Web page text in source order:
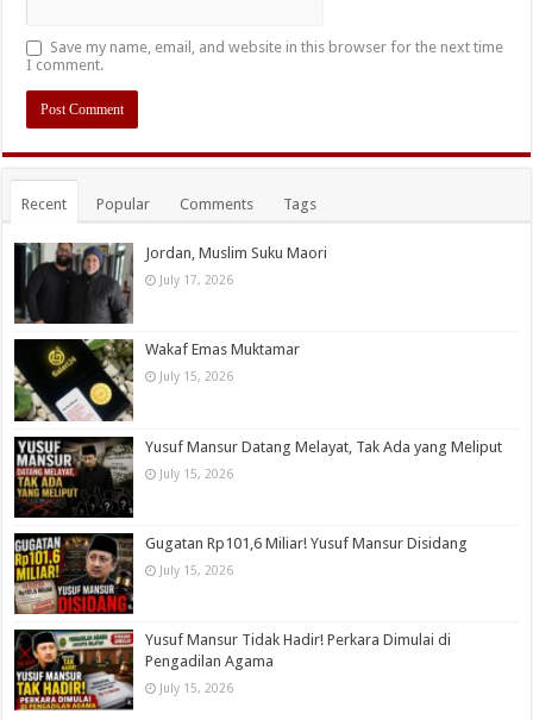
Save my name, email, and website in this browser for the next time
I comment.
Recent Popular Comments Tags
Jordan, Muslim Suku Maori
July 17, 2026
Wakaf Emas Muktamar
July 15, 2026
Yusuf Mansur Datang Melayat, Tak Ada yang Meliput
July 15, 2026
Gugatan Rp101,6 Miliar! Yusuf Mansur Disidang
July 15, 2026
Yusuf Mansur Tidak Hadir! Perkara Dimulai di
Pengadilan Agama
July 15, 2026